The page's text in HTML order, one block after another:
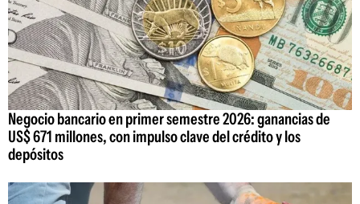
Negocio bancario en primer semestre 2026: ganancias de
US$ 671 millones, con impulso clave del crédito y los
depósitos